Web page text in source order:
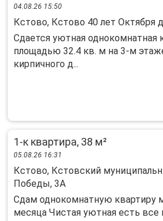
04.08.26 15:50
Кстово, Кстово 40 лет Октября
Сдается уютная однокомнатная
площадью 32.4 кв. м на 3-м
кирпичного д...
1-к квартира, 38 м²
05.08.26 16:31
Кстово, Кстовский
Победы, 3А
Сдам однокомнатную квартиру
месяца Чистая уютная есть все